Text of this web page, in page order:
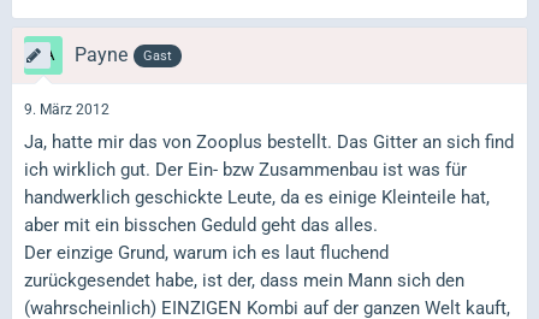
Payne Gast
9. März 2012
Ja, hatte mir das von Zooplus bestellt. Das Gitter an sich find
ich wirklich gut. Der Ein- bzw Zusammenbau ist was für
handwerklich geschickte Leute, da es einige Kleinteile hat,
aber mit ein bisschen Geduld geht das alles.
Der einzige Grund, warum ich es laut fluchend
zurückgesendet habe, ist der, dass mein Mann sich den
(wahrscheinlich) EINZIGEN Kombi auf der ganzen Welt kauft,